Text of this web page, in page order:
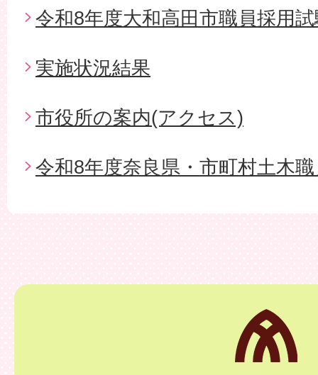
令和8年度大和高田市職員採用
実施状況結果
市役所の案内(アクセス)
令和8年度奈良県・市町村土木